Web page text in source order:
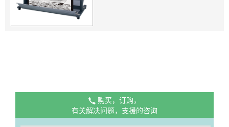
购买，订购，
有关解决问题，支援的咨询